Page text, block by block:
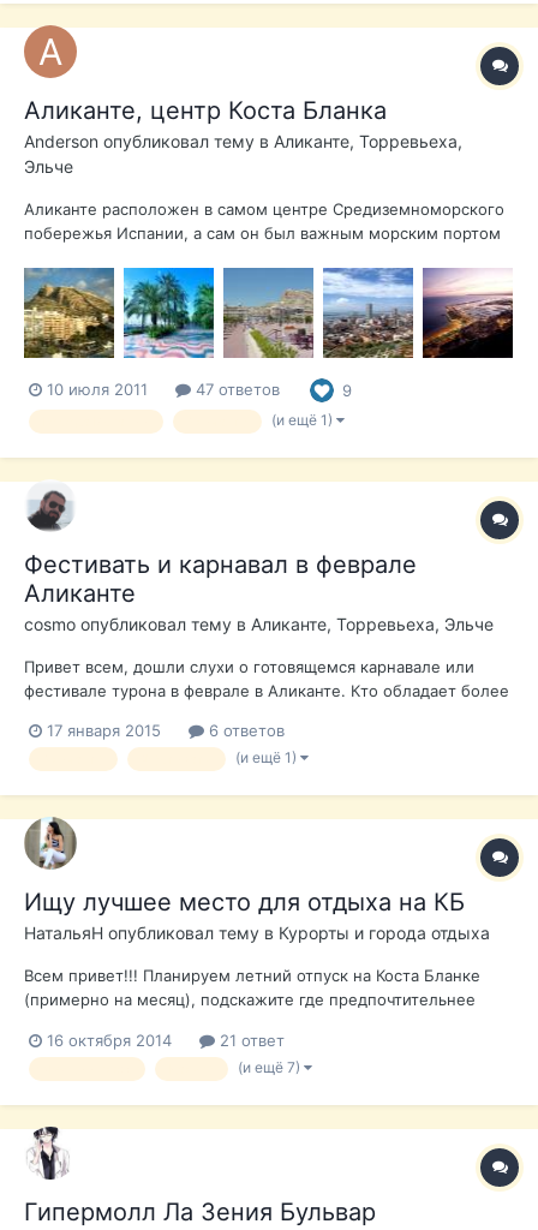
Аликанте, центр Коста Бланка
Anderson опубликовал тему в Аликанте, Торревьеха,
Эльче
Аликанте расположен в самом центре Средиземноморского
побережья Испании, а сам он был важным морским портом
притягательно прогуляться по набережной города, где
пальмы выстроились четырьмя рядами, а красный, кремовый
и черный мрамор подражает вол...
10 июля 2011 47 ответов 9
(и ещё 1)
Фестивать и карнавал в феврале
Аликанте
cosmo опубликовал тему в Аликанте, Торревьеха, Эльче
Привет всем, дошли слухи о готовящемся карнавале или
фестивале турона в феврале в Аликанте. Кто обладает более
17 января 2015
6 ответов
(и ещё 1)
Ищу лучшее место для отдыха на КБ
НатальяН опубликовал тему в Курорты и города отдыха
Всем привет!!! Планируем летний отпуск на Коста Бланке
(примерно на месяц), подскажите где предпочтительнее
чистый, местность где много зелени, красивый променад,
доступность магазинов, кафе. Машину будем брать на весь
16 октября 2014 21 ответ
(и ещё 7)
Гипермолл Ла Зения Бульвар